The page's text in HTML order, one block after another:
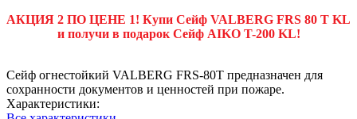
АКЦИЯ 2 ПО ЦЕНЕ 1! Купи Сейф VALBERG FRS 80 T KL
и получи в подарок Сейф AIKO T-200 KL!
Сейф огнестойкий VALBERG FRS-80T предназначен для
сохранности документов и ценностей при пожаре.
Характеристики: